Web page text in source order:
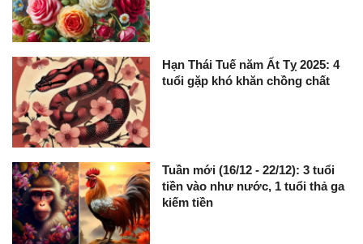
Hạn Thái Tuế năm Ất Tỵ 2025: 4
tuổi gặp khó khăn chồng chất
Tuần mới (16/12 - 22/12): 3 tuổi
tiền vào như nước, 1 tuổi thả ga
kiếm tiền